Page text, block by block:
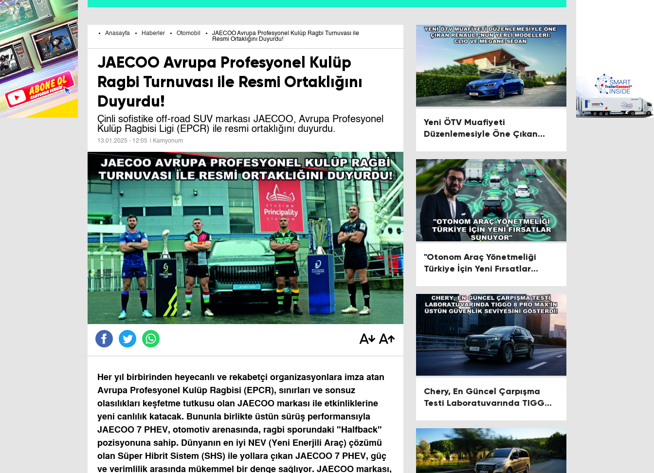
Anasayfa Haberler Otomobil
JAECOO Avrupa Profesyonel Kulüp Ragbi Turnuvası ile
Resmi Ortaklığını Duyurdu!
JAECOO Avrupa Profesyonel Kulüp
Ragbi Turnuvası ile Resmi Ortaklığını
Duyurdu!
Çinli sofistike off-road SUV markası JAECOO, Avrupa Profesyonel
Kulüp Ragbisi Ligi (EPCR) ile resmi ortaklığını duyurdu.
13.01.2025 - 12:05 | Kamyonum
Her yıl birbirinden heyecanlı ve rekabetçi organizasyonlara imza atan
Avrupa Profesyonel Kulüp Ragbisi (EPCR), sınırları ve sonsuz
olasılıkları keşfetme tutkusu olan JAECOO markası ile etkinliklerine
yeni canlılık katacak. Bununla birlikte üstün sürüş performansıyla
JAECOO 7 PHEV, otomotiv arenasında, ragbi sporundaki "Halfback"
pozisyonuna sahip. Dünyanın en iyi NEV (Yeni Enerjili Araç) çözümü
olan Süper Hibrit Sistem (SHS) ile yollara çıkan JAECOO 7 PHEV, güç
ve verimlilik arasında mükemmel bir denge sağlıyor. JAECOO markası,
Yeni ÖTV Muafiyeti
Düzenlemesiyle Öne Çıkan
Clio ve Megane Sedan
"Otonom Araç Yönetmeliği
Türkiye İçin Yeni Fırsatlar
Chery, En Güncel Çarpışma
Testi Laboratuvarında TIGGO
Seviyesini Gösterdi!